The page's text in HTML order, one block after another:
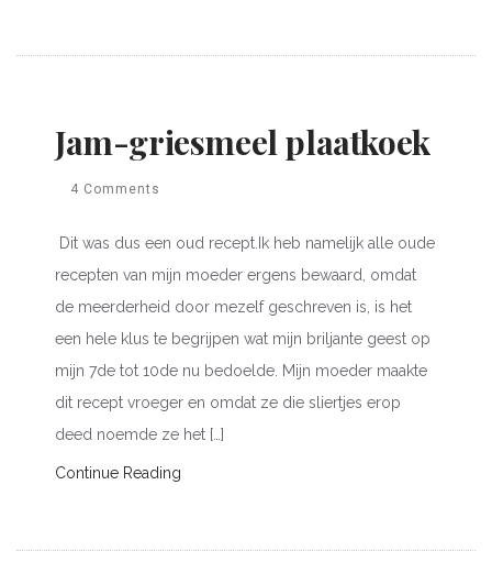
Jam-griesmeel plaatkoek
4 Comments
Dit was dus een oud recept.Ik heb namelijk alle oude
recepten van mijn moeder ergens bewaard, omdat
de meerderheid door mezelf geschreven is, is het
een hele klus te begrijpen wat mijn briljante geest op
mijn 7de tot 10de nu bedoelde. Mijn moeder maakte
dit recept vroeger en omdat ze die sliertjes erop
deed noemde ze het […]
Continue Reading